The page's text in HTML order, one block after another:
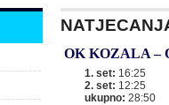
OK KOZALA–
1. set: 16:25
2. set: 12:25
ukupno: 28:50